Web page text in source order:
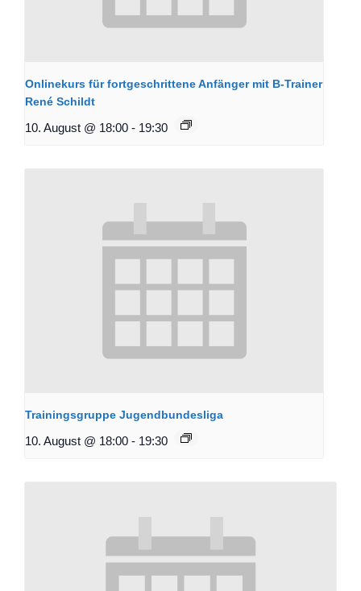
Onlinekurs für fortgeschrittene Anfänger mit B-Trainer
René Schildt
10. August @ 18:00 - 19:30
Trainingsgruppe Jugendbundesliga
10. August @ 18:00 - 19:30